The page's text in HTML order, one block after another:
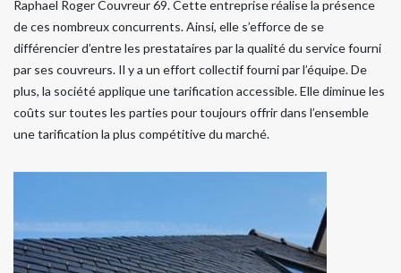
Raphael Roger Couvreur 69. Cette entreprise réalise la présence
de ces nombreux concurrents. Ainsi, elle s’efforce de se
différencier d’entre les prestataires par la qualité du service fourni
par ses couvreurs. Il y a un effort collectif fourni par l’équipe. De
plus, la société applique une tarification accessible. Elle diminue les
coûts sur toutes les parties pour toujours offrir dans l’ensemble
une tarification la plus compétitive du marché.